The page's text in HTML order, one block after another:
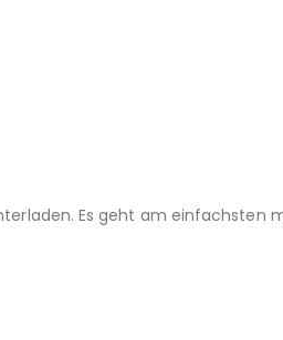
Es geht am einfachsten